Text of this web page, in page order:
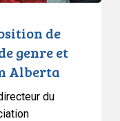
de
genre et
Alberta
du